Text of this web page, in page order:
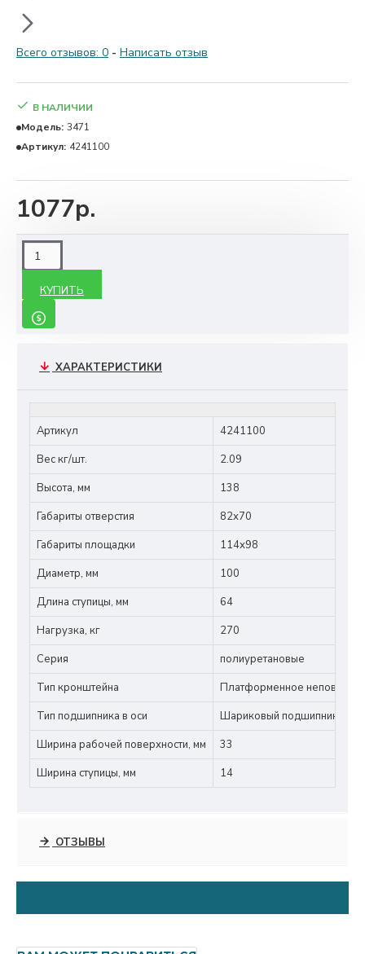
Всего отзывов: 0 - Написать отзыв
1077р.
В НАЛИЧИИ
Модель: 3471
Артикул: 4241100
КУПИТЬ
ХАРАКТЕРИСТИКИ
Артикул
4241100
Вес кг/шт.
2.09
Высота, мм
138
Габариты отверстия
82х70
Габариты площадки
114х98
Диаметр, мм
100
Длина ступицы, мм
64
Нагрузка, кг
270
Серия
полиуретановые
Тип кронштейна
Платформенное
Тип подшипника в оси
Шариковый подшипник
Ширина рабочей поверхности, мм
33
Ширина ступицы, мм
14
ОТЗЫВЫ